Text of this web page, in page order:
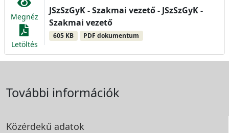
Megnéz
Letöltés
JSzSzGyK - Szakmai vezető - JSzSzGyK -
Szakmai vezető
605 KB PDF dokumentum
További információk
Közérdekű adatok